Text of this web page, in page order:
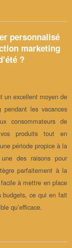
personnalisé
marketing
?
un excellent moyen de
pendant les vacances
consommateurs de
produits tout en
période propice à la
des raisons pour
parfaitement à la
à mettre en place
budgets, ce qui en fait
qu’efficace.